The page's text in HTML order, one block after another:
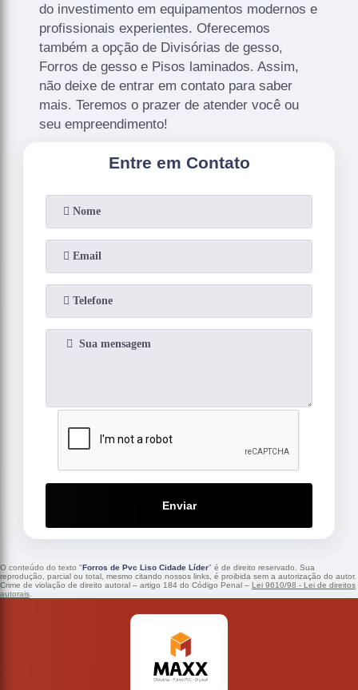
do investimento em equipamentos modernos e
profissionais experientes. Oferecemos
também a opção de Divisórias de gesso,
Forros de gesso e Pisos laminados. Assim,
não deixe de entrar em contato para saber
mais. Teremos o prazer de atender você ou
seu empreendimento!
Entre em Contato
Enviar
O conteúdo do texto "Forros de Pvc Liso Cidade Líder" é de direito reservado. Sua
reprodução, parcial ou total, mesmo citando nossos links, é proibida sem a autorização do autor.
Crime de violação de direito autoral – artigo 184 do Código Penal – Lei 9610/98 - Lei de direitos
autorais.